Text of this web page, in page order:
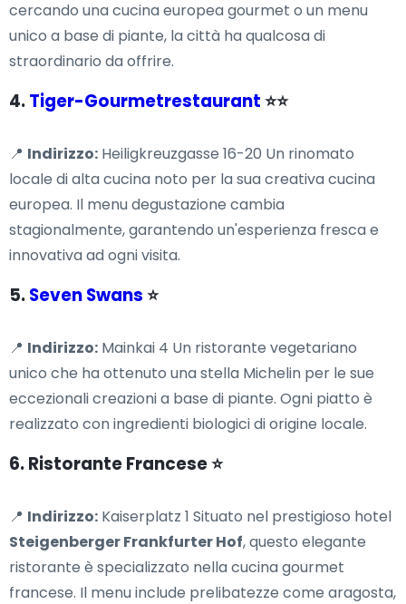
cercando una cucina europea gourmet o un menu
unico a base di piante, la città ha qualcosa di
straordinario da offrire.
4.Tiger-Gourmetrestaurant⭐⭐
📍 Indirizzo: Heiligkreuzgasse 16-20 Un rinomato
locale di alta cucina noto per la sua creativa cucina
europea. Il menu degustazione cambia
stagionalmente, garantendo un'esperienza fresca e
innovativa ad ogni visita.
5.Seven Swans⭐
📍 Indirizzo: Mainkai 4 Un ristorante vegetariano
unico che ha ottenuto una stella Michelin per le sue
eccezionali creazioni a base di piante. Ogni piatto è
realizzato con ingredienti biologici di origine locale.
6. Ristorante Francese ⭐
📍 Indirizzo: Kaiserplatz 1 Situato nel prestigioso hotel
Steigenberger Frankfurter Hof, questo elegante
ristorante è specializzato nella cucina gourmet
francese. Il menu include prelibatezze come aragosta,